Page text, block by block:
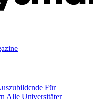
Für
Alle Universitäten